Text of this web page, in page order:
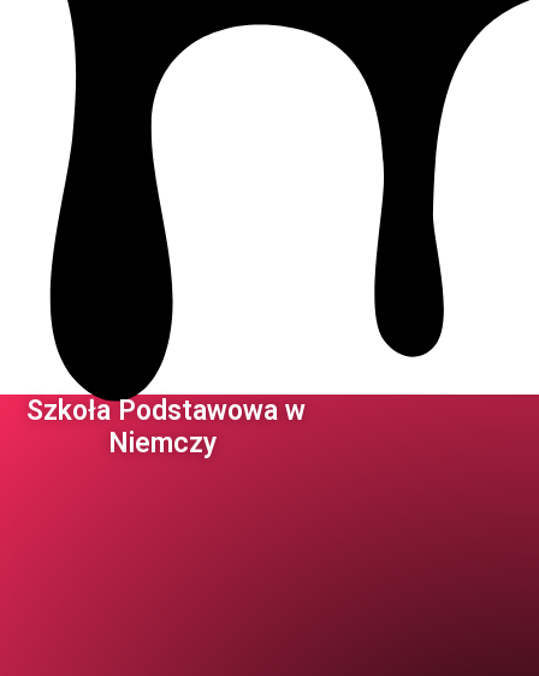
Szkoła Podstawowa w
Niemczy ​